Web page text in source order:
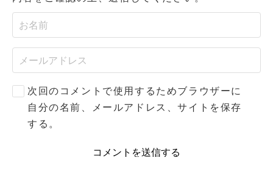
次回のコメントで使用するためブラウザーに
自分の名前、メールアドレス、サイトを保存
する。